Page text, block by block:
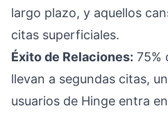
largo plazo, y aquellos
citas superficiales.
Éxito de Relaciones: 75%
llevan a segundas citas,
usuarios de Hinge entra